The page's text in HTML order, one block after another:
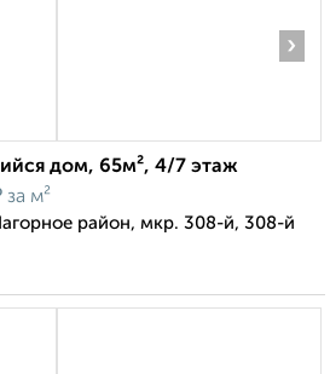
›
дом, 65м², 4/7 этаж
за м²
район, мкр. 308-й, 308-й